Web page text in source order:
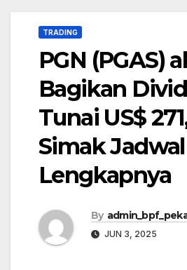
TRADING
PGN (PGAS)
Bagikan
Tunai US$
Simak Jadwal
Lengkapnya
By
JUN 3, 2025